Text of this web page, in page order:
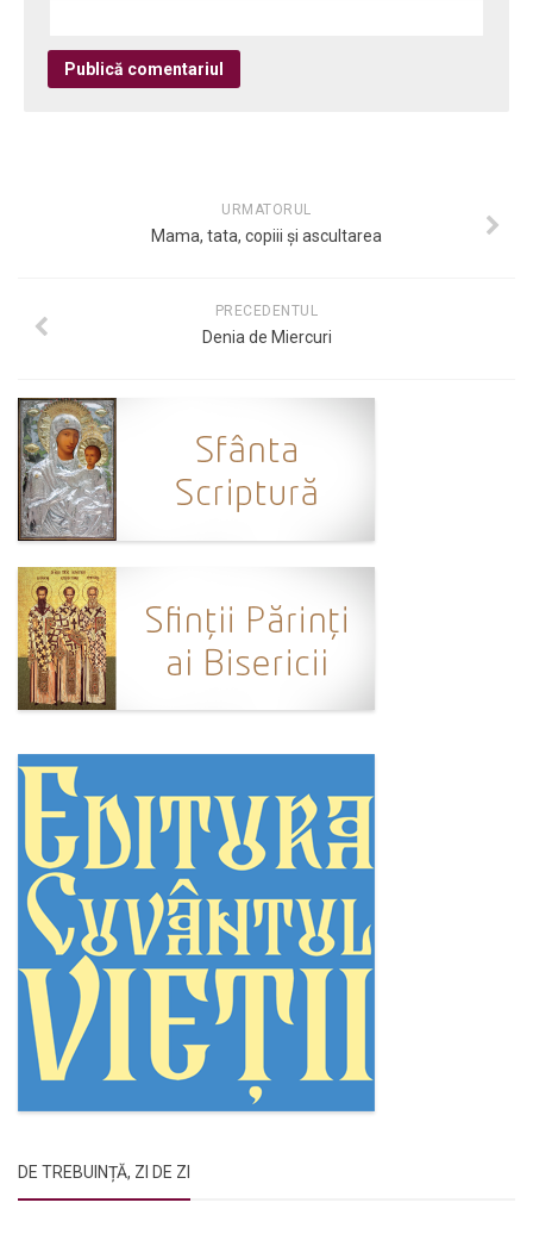
URMATORUL
Mama, tata, copiii și ascultarea
PRECEDENTUL
Denia de Miercuri
DE TREBUINȚĂ, ZI DE ZI